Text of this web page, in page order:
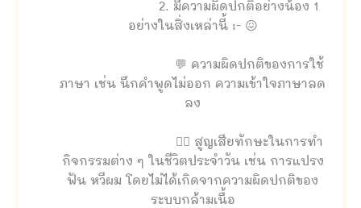
2. มีความผิดปกติอย่างน้อง 1
อย่างในสิ่งเหล่านี้ :- 😖
💬 ความผิดปกติของการใช้
ภาษา เช่น นึกคำพูดไม่ออก ความเข้าใจภาษาลด
ลง
🚶‍♀️ สูญเสียทักษะในการทำ
กิจกรรมต่าง ๆ ในชีวิตประจำวัน เช่น การแปรง
ฟัน หวีผม โดยไม่ได้เกิดจากความผิดปกติของ
ระบบกล้ามเนื้อ